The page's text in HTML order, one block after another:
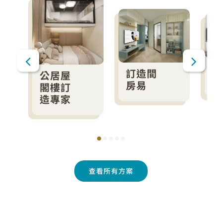
公居屋
閣樓訂
造專家
訂造間
房易
查看所有方案